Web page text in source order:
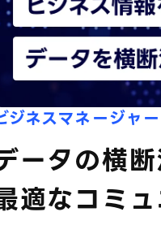
ジネスマネージャ
ータの横
適なコミ